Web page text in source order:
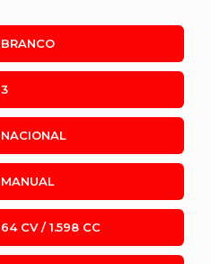
BRANCO
3
NACIONAL
MANUAL
64 CV / 1.598 CC